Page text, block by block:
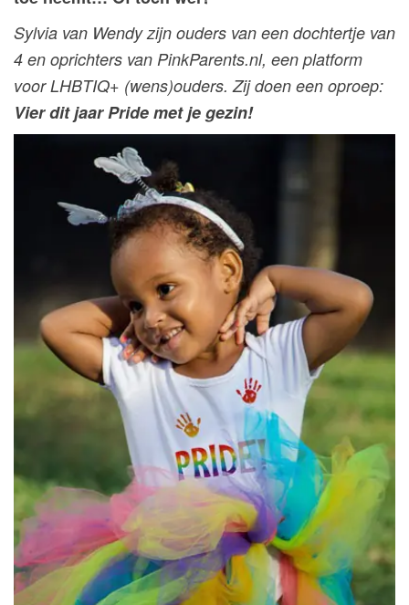
Sylvia van Wendy zijn ouders van een dochtertje van
4 en oprichters van PinkParents.nl, een platform
voor LHBTIQ+ (wens)ouders. Zij doen een oproep:
Vier dit jaar Pride met je gezin!